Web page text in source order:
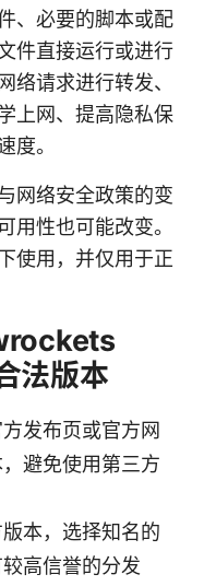
、必要的脚本或配
件直接运行或进行
络请求进行转发、
上网、提高隐私保
度。
网络安全政策的变
用性也可能改变。
使用，并仅用于正
法版本
发布页或官方网
避免使用第三方
本，选择知名的
高信誉的分发